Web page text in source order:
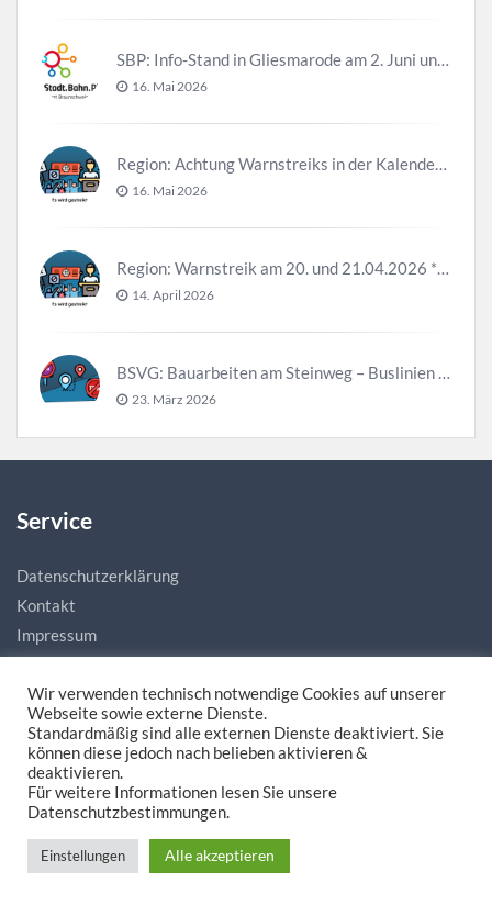
SBP: Info-Stand in Gliesmarode am 2. Juni und 23. Juni
16. Mai 2026
Region: Achtung Warnstreiks in der Kalenderwoche 21
16. Mai 2026
Region: Warnstreik am 20. und 21.04.2026 *Update*
14. April 2026
BSVG: Bauarbeiten am Steinweg – Buslinien halten verändert
23. März 2026
Service
Datenschutzerklärung
Kontakt
Impressum
Made with love bynatias.de - Digitale Mediengestaltung
Wir verwenden technisch notwendige Cookies auf unserer
Webseite sowie externe Dienste.
Standardmäßig sind alle externen Dienste deaktiviert. Sie
können diese jedoch nach belieben aktivieren &
deaktivieren.
Für weitere Informationen lesen Sie unsere
Datenschutzbestimmungen.
Einstellungen Alle akzeptieren